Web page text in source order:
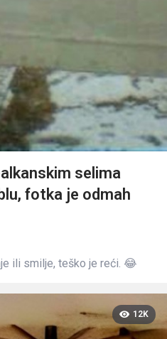
selima
fotka je odmah
ili smilje, teško je reći. 😂
12K